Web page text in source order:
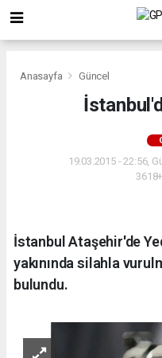
Anasayfa Güncel
19.03.2015 - 22:56,
İstanbul Ataşehir'de
yakınında silahla
bulundu.